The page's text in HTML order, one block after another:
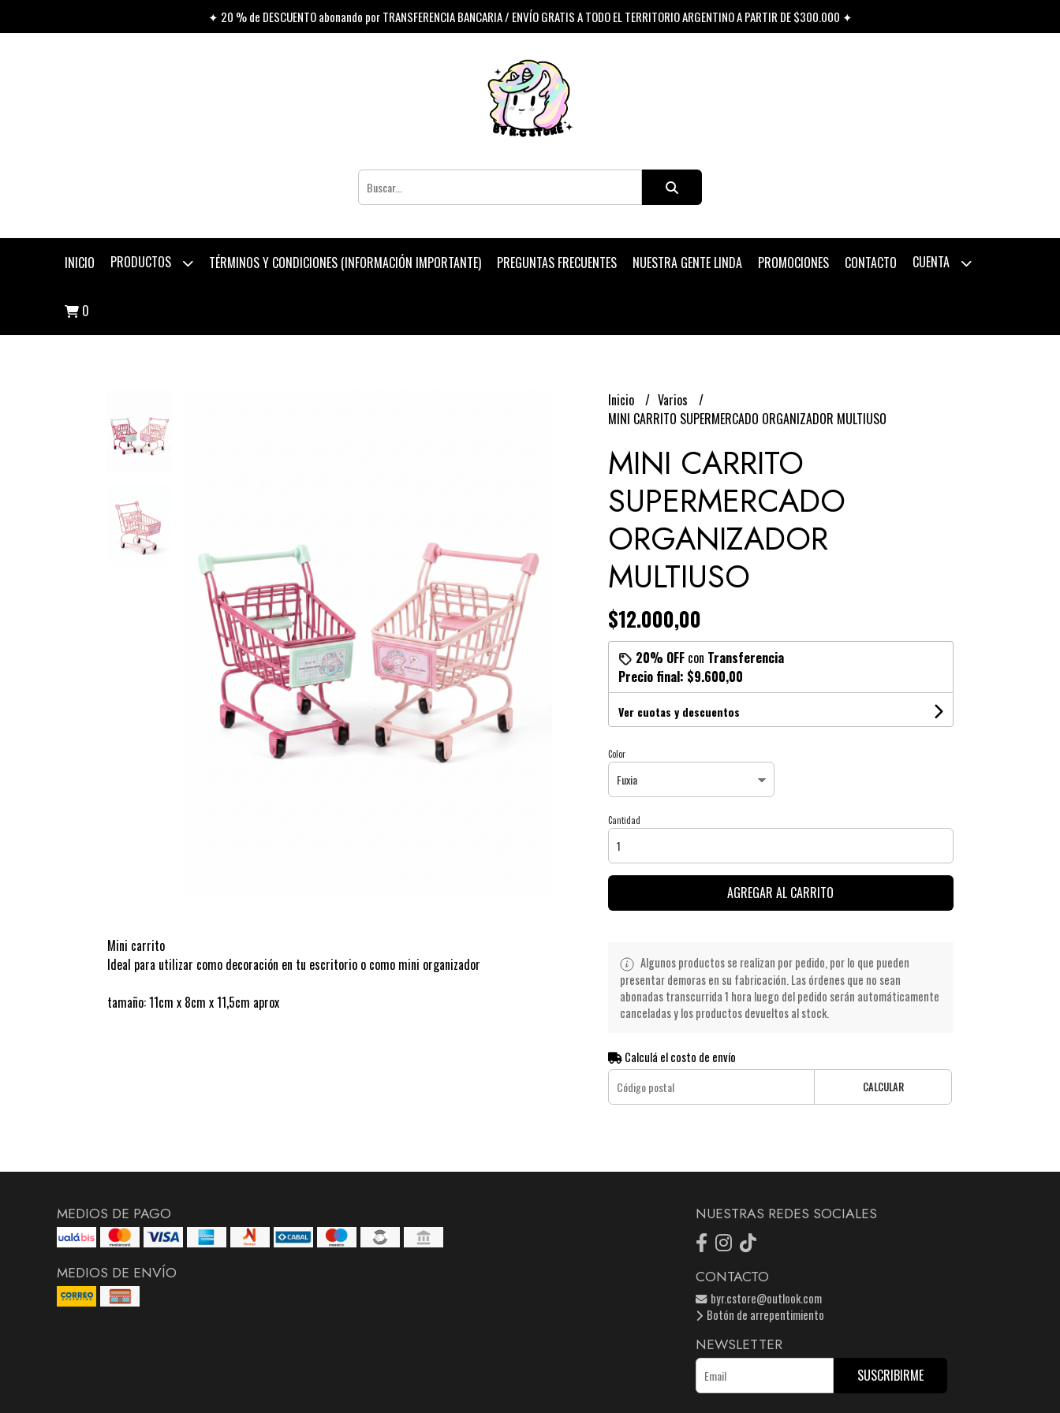
✦ 20 % de DESCUENTO abonando por TRANSFERENCIA BANCARIA / ENVÍO GRATIS A TODO EL TERRITORIO ARGENTINO A PARTIR DE $300.000 ✦
INICIO PRODUCTOS TÉRMINOS Y CONDICIONES (INFORMACIÓN IMPORTANTE) PREGUNTAS FRECUENTES NUESTRA GENTE LINDA PROMOCIONES CONTACTO CUENTA
0
Mini carrito
Ideal para utilizar como decoración en tu escritorio o como mini organizador
tamaño: 11cm x 8cm x 11,5cm aprox
Inicio
Varios
MINI CARRITO SUPERMERCADO ORGANIZADOR MULTIUSO
MINI CARRITO
SUPERMERCADO
ORGANIZADOR
MULTIUSO
$12.000,00
20% OFFcon Transferencia
Precio final: $9.600,00
Ver cuotas y descuentos
Color
Cantidad
AGREGAR AL CARRITO
Algunos productos se realizan por pedido, por lo que pueden
presentar demoras en su fabricación. Las órdenes que no sean
abonadas transcurrida 1 hora luego del pedido serán automáticamente
canceladas y los productos devueltos al stock.
Calculá el costo de envío
CALCULAR
MEDIOS DE PAGO
MEDIOS DE ENVÍO
NUESTRAS REDES SOCIALES
CONTACTO
byr.cstore@outlook.com
Botón de arrepentimiento
NEWSLETTER
SUSCRIBIRME